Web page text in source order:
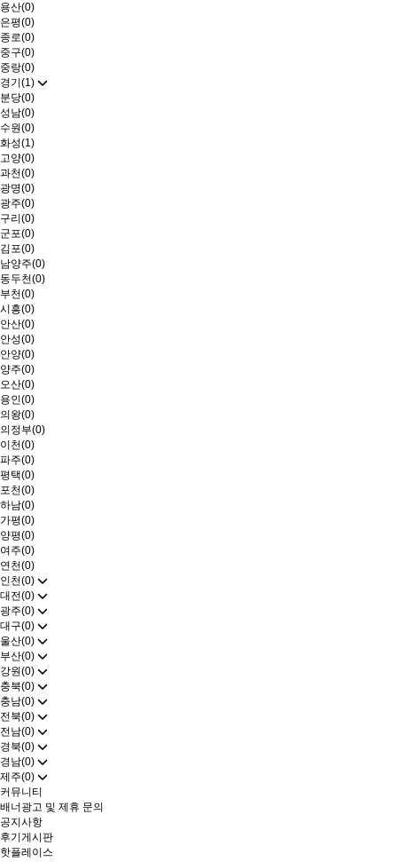
용산(0)
은평(0)
종로(0)
중구(0)
중랑(0)
경기(1)
분당(0)
성남(0)
수원(0)
화성(1)
고양(0)
과천(0)
광명(0)
광주(0)
구리(0)
군포(0)
김포(0)
남양주(0)
동두천(0)
부천(0)
시흥(0)
안산(0)
안성(0)
안양(0)
양주(0)
오산(0)
용인(0)
의왕(0)
의정부(0)
이천(0)
파주(0)
평택(0)
포천(0)
하남(0)
가평(0)
양평(0)
여주(0)
연천(0)
인천(0)
대전(0)
광주(0)
대구(0)
울산(0)
부산(0)
강원(0)
충북(0)
충남(0)
전북(0)
전남(0)
경북(0)
경남(0)
제주(0)
커뮤니티
배너광고 및 제휴 문의
공지사항
후기게시판
핫플레이스